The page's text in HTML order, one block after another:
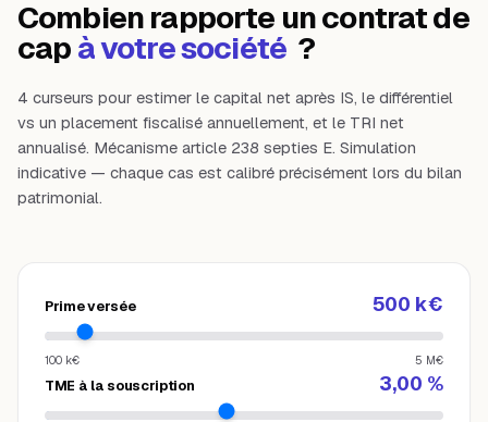
Combien rapporte un contrat de
capà votre société ?
4 curseurs pour estimer le capital net après IS, le différentiel
vs un placement fiscalisé annuellement, et le TRI net
annualisé. Mécanisme article 238 septies E. Simulation
indicative — chaque cas est calibré précisément lors du bilan
patrimonial.
Prime versée 500 k€
100 k€ 5 M€
TME à la souscription 3,00 %